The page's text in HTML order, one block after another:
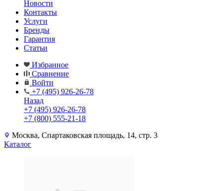
Новости
Контакты
Услуги
Бренды
Гарантия
Статьи
Избранное
Сравнение
Войти
+7 (495) 926-26-78
Назад
+7 (495) 926-26-78
+7 (800) 555-21-18
Москва, Спартаковская площадь, 14, стр. 3
Каталог